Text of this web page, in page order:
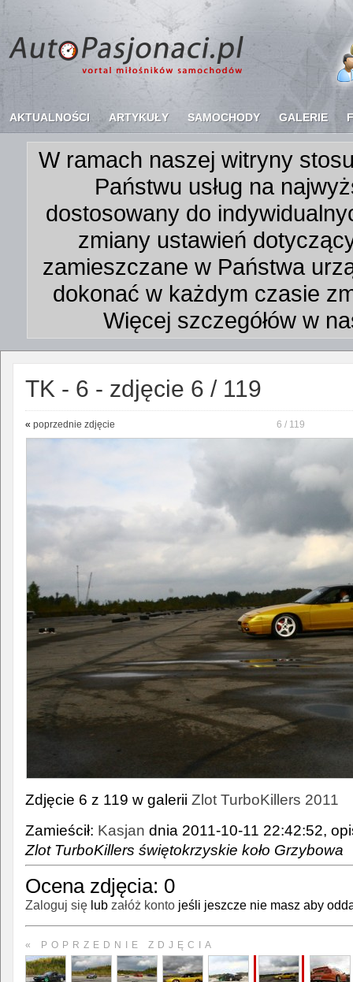
AKTUALNOŚCI ARTYKUŁY SAMOCHODY GALERIE
W ramach naszej witryny
Państwu usług na
dostosowany do
zmiany ustawień
zamieszczane w Państwa
dokonać w każdym czasie
Więcej szczegółów w
TK - 6 - zdjęcie 6 / 119
« poprzednie zdjęcie 6 / 119
Zdjęcie 6 z 119 w galerii Zlot TurboKillers 2011
Zamieścił: Kasjan dnia 2011-10-11 22:42:52,
Zlot TurboKillers świętokrzyskie koło Grzybowa
Ocena zdjęcia: 0
Zaloguj się lub załóż konto jeśli jeszcze nie masz aby
« POPRZEDNIE ZDJĘCIA